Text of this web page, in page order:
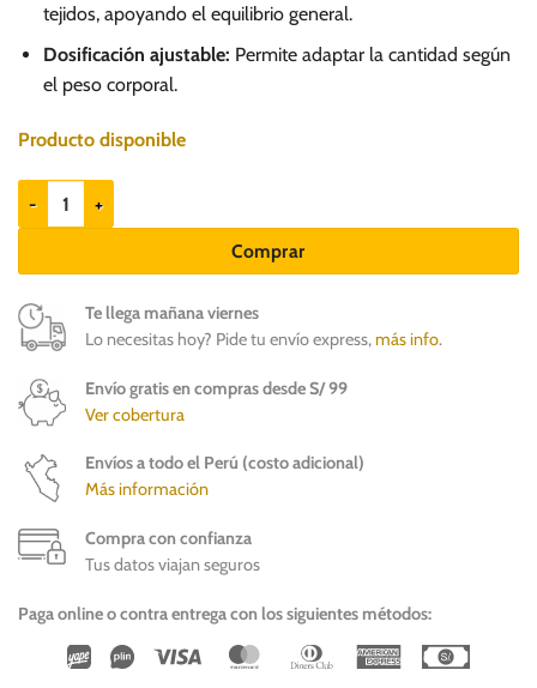
tejidos, apoyando el equilibrio general.
Dosificación ajustable: Permite adaptar la cantidad según
el peso corporal.
Producto disponible
Gastroenteril 120ml - Suspensión Oral cantidad
Comprar
Te llega mañana viernes
Lo necesitas hoy? Pide tu envío express,más info.
Envío gratis en compras desde S/ 99
Ver cobertura
Envíos a todo el Perú (costo adicional)
Más información
Compra con confianza
Tus datos viajan seguros
Paga online o contra entrega con los siguientes métodos:
Wirecard
Vipps Visa MasterCardDinners
American